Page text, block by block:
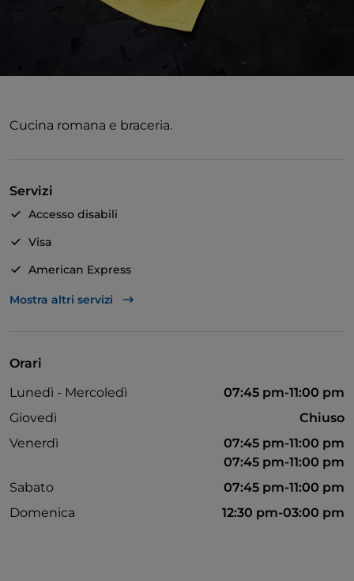
Cucina romana e braceria.
Servizi
Accesso disabili
Visa
American Express
Animali ammessi
Mostra altri servizi
Orari
Lunedì - Mercoledì
07:45 pm-11:00 pm
Giovedì
Chiuso
Venerdì
07:45 pm-11:00 pm
07:45 pm-11:00 pm
Sabato
07:45 pm-11:00 pm
Domenica
12:30 pm-03:00 pm